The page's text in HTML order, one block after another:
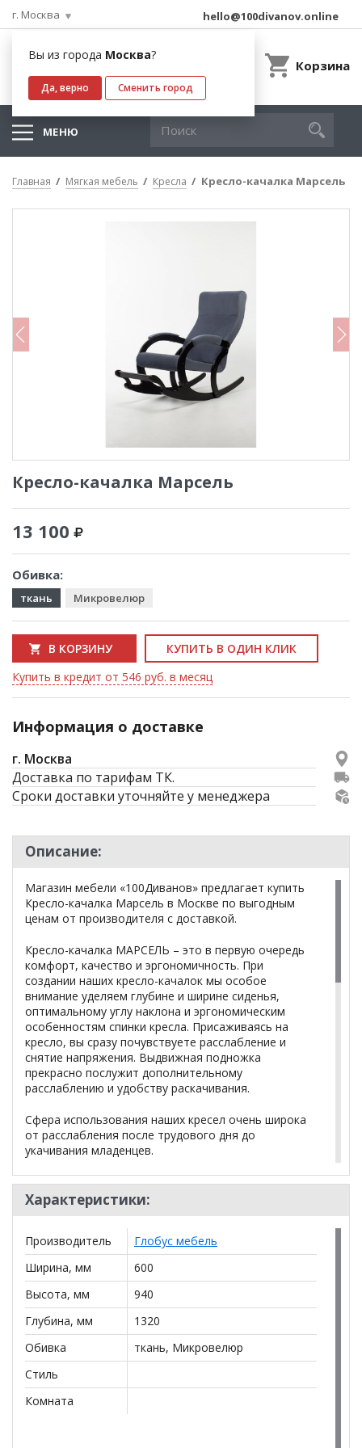
г. Москва
Вы из города Москва?
Да, верно Сменить город
hello@100divanov.online
Корзина
МЕНЮ
Главная Мягкая мебель Кресла Кресло-качалка Марсель
Кресло-качалка Марсель
13 100
Обивка:
ткань Микровелюр
В КОРЗИНУ
КУПИТЬ В ОДИН КЛИК
Купить в кредит от 546 руб. в месяц
Информация о доставке
г. Москва
Доставка по тарифам ТК.
Сроки доставки уточняйте у менеджера
Описание:
Магазин мебели «100Диванов» предлагает купить
Кресло-качалка Марсель в Москве по выгодным
ценам от производителя с доставкой.
Кресло-качалка МАРСЕЛЬ – это в первую очередь
комфорт, качество и эргономичность. При
создании наших кресло-качалок мы особое
внимание уделяем глубине и ширине сиденья,
оптимальному углу наклона и эргономическим
особенностям спинки кресла. Присаживаясь на
кресло, вы сразу почувствуете расслабление и
снятие напряжения. Выдвижная подножка
прекрасно послужит дополнительному
расслаблению и удобству раскачивания.
Сфера использования наших кресел очень широка
от расслабления после трудового дня до
укачивания младенцев.
Поставляется в разобранном виде, упакованное,
фурнитура в комплекте.
Допустимая весовая нагрузка до 150 кг.
Высота спинки – 720мм
Высота сиденья от пола – 450мм
Глубина сиденья – 580мм
Ширина сиденья – 500мм
Габариты в сложенном виде
(Д*Ш*В):650*580*850мм
Объем товара: 0.3м3Вес товара: 11кг
Характеристики:
Производитель
Глобус мебель
Ширина, мм
600
Высота, мм
940
Глубина, мм
1320
Обивка
ткань, Микровелюр
Стиль
Комната